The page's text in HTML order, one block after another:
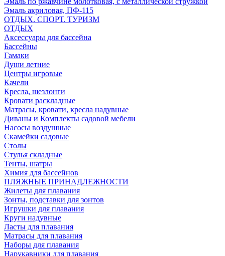
Эмаль акриловая, ПФ-115
ОТДЫХ. СПОРТ. ТУРИЗМ
ОТДЫХ
Аксессуары для бассейна
Бассейны
Гамаки
Души летние
Центры игровые
Качели
Кресла, шезлонги
Кровати раскладные
Матрасы, кровати, кресла надувные
Диваны и Комплекты садовой мебели
Насосы воздушные
Скамейки садовые
Столы
Стулья складные
Тенты, шатры
Химия для бассейнов
ПЛЯЖНЫЕ ПРИНАДЛЕЖНОСТИ
Жилеты для плавания
Зонты, подставки для зонтов
Игрушки для плавания
Круги надувные
Ласты для плавания
Матрасы для плавания
Наборы для плавания
Нарукавники для плавания